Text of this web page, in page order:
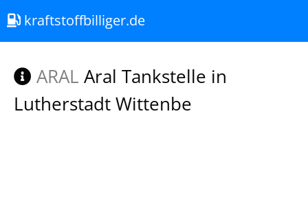
kraftstoffbilliger.de
ARAL Aral Tankstelle in
Lutherstadt Wittenbe